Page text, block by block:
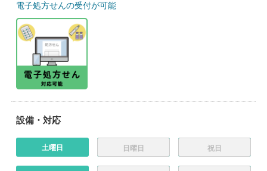
電子処方せんの受付が可能
設備・対応
土曜日 日曜日 祝日